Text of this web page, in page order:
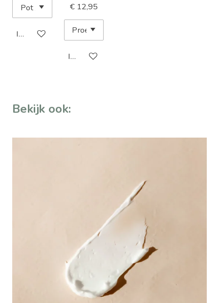
In winkelwagen
€ 12,95
In winkelwagen
Bekijk ook: